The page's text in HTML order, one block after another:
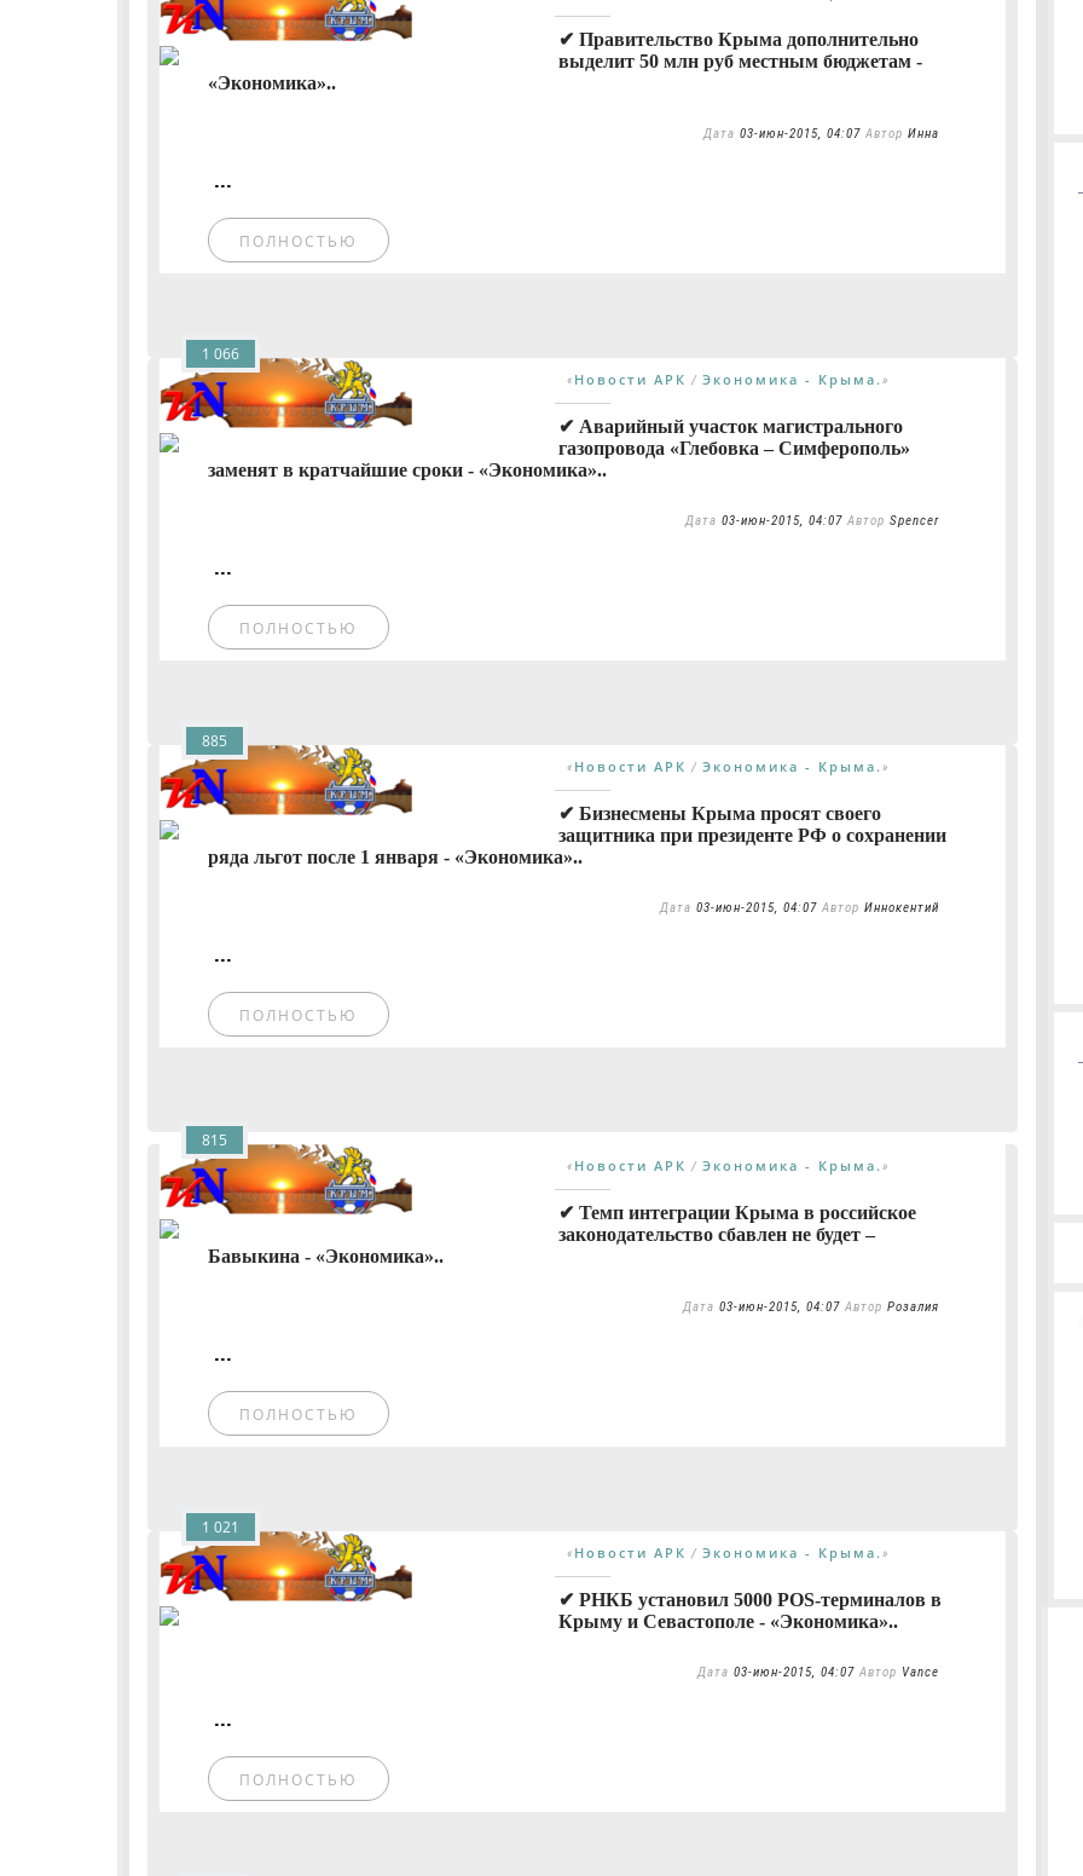
✔ Правительство Крыма дополнительно
выделит 50 млн руб местным бюджетам -
«Экономика»..
Дата 03-июн-2015, 04:07 Автор Инна
...
ПОЛНОСТЬЮ
« Новости АРК / Экономика - Крыма. »
✔ Аварийный участок магистрального
газопровода «Глебовка – Симферополь»
заменят в кратчайшие сроки - «Экономика»..
Дата 03-июн-2015, 04:07 Автор Spencer
...
ПОЛНОСТЬЮ
1 066
« Новости АРК / Экономика - Крыма. »
✔ Бизнесмены Крыма просят своего
защитника при президенте РФ о сохранении
ряда льгот после 1 января - «Экономика»..
Дата 03-июн-2015, 04:07 Автор Иннокентий
...
ПОЛНОСТЬЮ
885
« Новости АРК / Экономика - Крыма. »
✔ Темп интеграции Крыма в российское
законодательство сбавлен не будет –
Бавыкина - «Экономика»..
Дата 03-июн-2015, 04:07 Автор Розалия
...
ПОЛНОСТЬЮ
815
« Новости АРК / Экономика - Крыма. »
✔ РНКБ установил 5000 POS-терминалов в
Крыму и Севастополе - «Экономика»..
Дата 03-июн-2015, 04:07 Автор Vance
...
ПОЛНОСТЬЮ
1 021